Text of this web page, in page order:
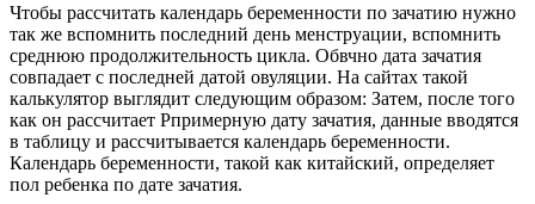
Чтобы рассчитать календарь беременности по зачатию нужно
так же вспомнить последний день менструации, вспомнить
среднюю продолжительность цикла. Обвчно дата зачатия
совпадает с последней датой овуляции. На сайтах такой
калькулятор выглядит следующим образом: Затем, после того
как он рассчитает Pпримерную дату зачатия, данные вводятся
в таблицу и рассчитывается календарь беременности.
Календарь беременности, такой как китайский, определяет
пол ребенка по дате зачатия.